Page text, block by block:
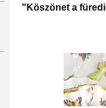
"Köszönet a